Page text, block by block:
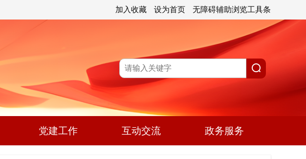
无障碍辅助浏览工具条
设为首页
加入收藏
党建工作 互动交流 政务服务